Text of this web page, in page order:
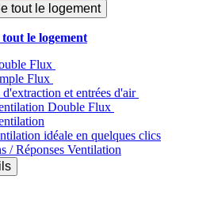
tout le logement
le logement
Flux
Flux
et entrées d'air
Double Flux
idéale en quelques clics
/ Réponses Ventilation